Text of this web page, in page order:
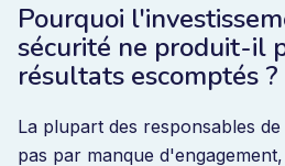
Pourquoi
sécurité ne produit-il
résultats escomptés ?
La plupart des responsables
pas par manque